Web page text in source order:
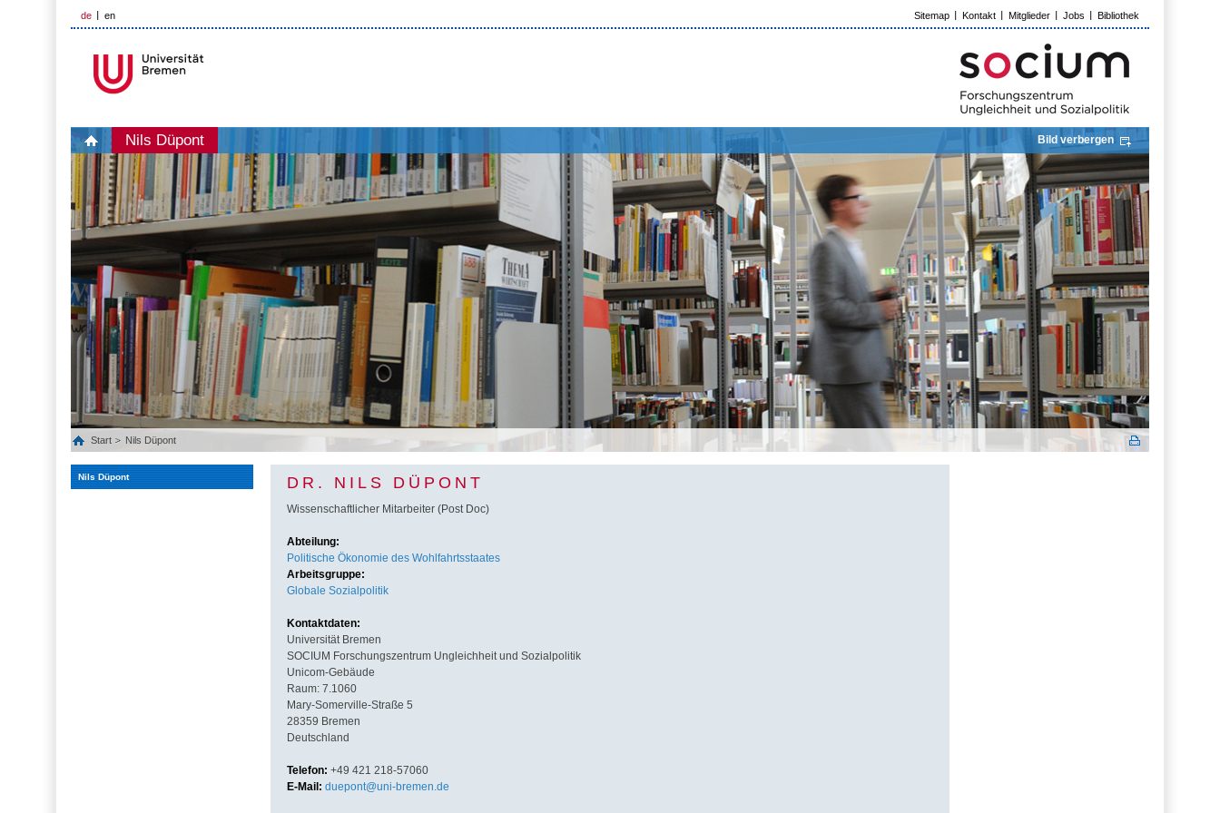
de en Sitemap Kontakt Mitglieder Jobs Bibliothek
Nils Düpont Bild verbergen
Start Nils Düpont
Nils Düpont DR. NILS DÜPONT
Wissenschaftlicher Mitarbeiter (Post Doc)
Abteilung:
Politische Ökonomie des Wohlfahrtsstaates
Arbeitsgruppe:
Globale Sozialpolitik
Kontaktdaten:
Universität Bremen
SOCIUM Forschungszentrum Ungleichheit und Sozialpolitik
Unicom-Gebäude
Raum: 7.1060
Mary-Somerville-Straße 5
28359 Bremen
Deutschland
Telefon: +49 421 218-57060
E-Mail: duepont@uni-bremen.de